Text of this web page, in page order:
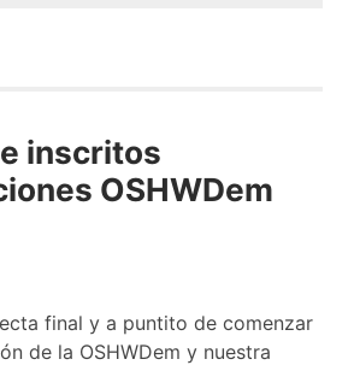
inscritos
OSHWDem
final y a puntito de comenzar
de la OSHWDem y nuestra